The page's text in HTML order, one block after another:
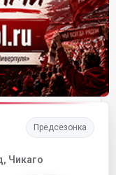
Предсезонка
Чикаго